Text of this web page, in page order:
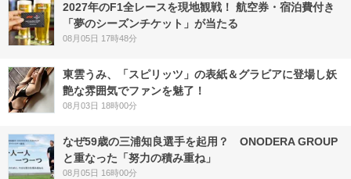
2027年のF1全レースを現地観戦！ 航空券・宿泊費付き
「夢のシーズンチケット」が当たる
08月05日 17時48分
東雲うみ、「スピリッツ」の表紙＆グラビアに登場し妖
艶な雰囲気でファンを魅了！
08月03日 18時00分
なぜ59歳の三浦知良選手を起用？ ONODERA GROUP
と重なった「努力の積み重ね」
08月05日 16時00分